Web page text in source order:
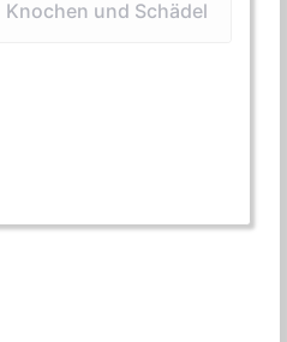
(Felle und Häute)
(Knochen und Schädel)
Knochen und Schädel